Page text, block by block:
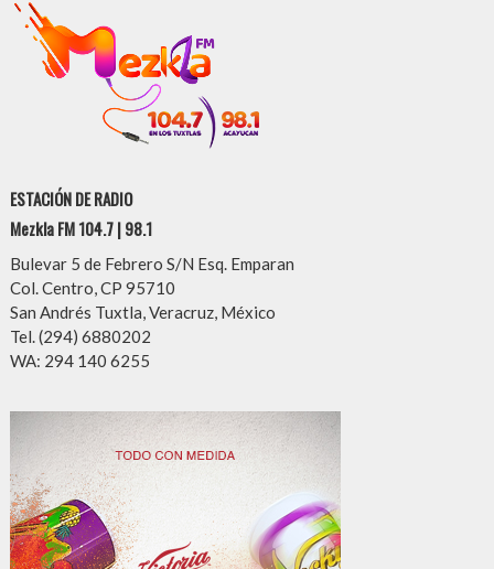
ESTACIÓN DE RADIO
Mezkla FM 104.7 | 98.1
Bulevar 5 de Febrero S/N Esq. Emparan
Col. Centro, CP 95710
San Andrés Tuxtla, Veracruz, México
Tel. (294) 6880202
WA: 294 140 6255